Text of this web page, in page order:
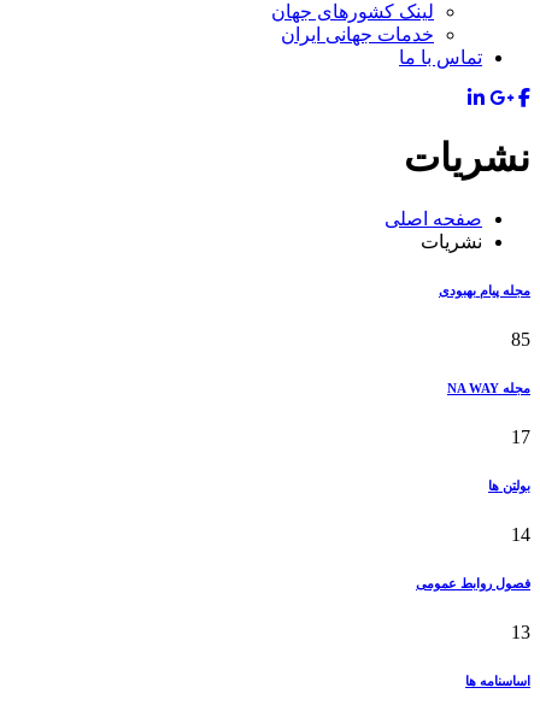
لینک کشورهای جهان
خدمات جهانی ایران
تماس با ما
نشریات
صفحه اصلی
نشریات
مجله پیام بهبودی
85
مجله NA WAY
17
بولتن ها
14
فصول روابط عمومی
13
اساسنامه ها